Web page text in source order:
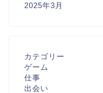
2025年3月
カテゴリー
ゲーム
仕事
出会い